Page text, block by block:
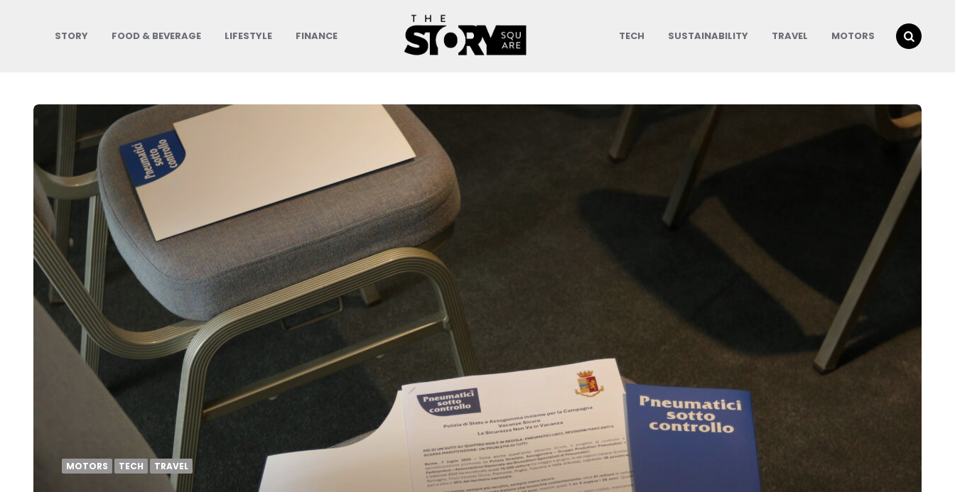
STORY FOOD & BEVERAGE LIFESTYLE FINANCE TECH SUSTAINABILITY TRAVEL MOTORS
MOTORS TECH TRAVEL